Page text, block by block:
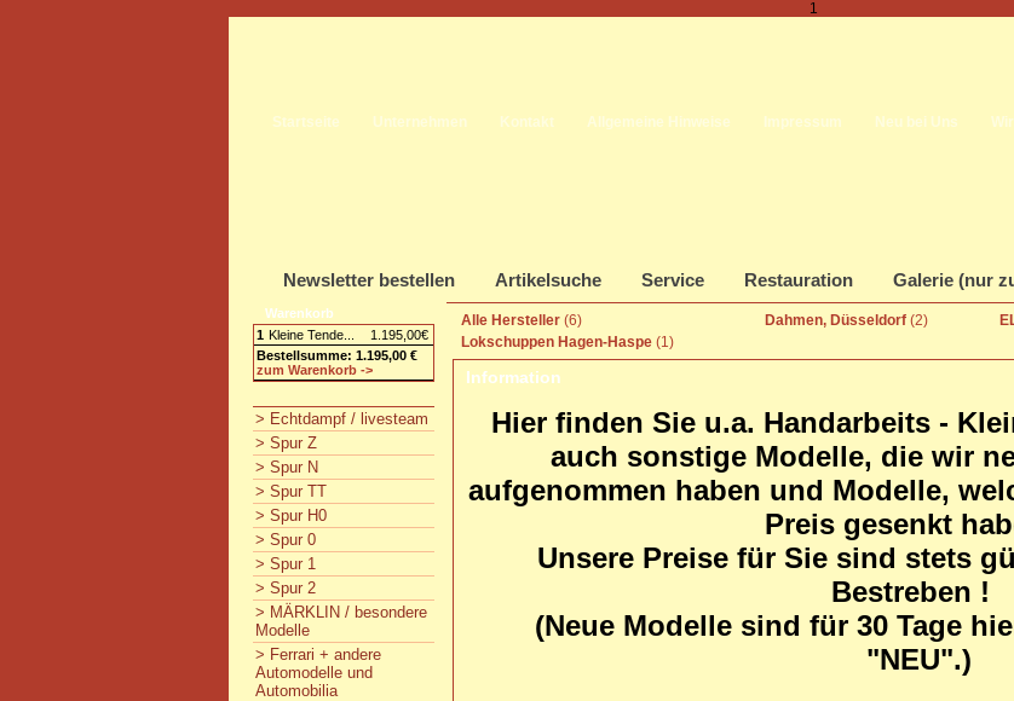
1
Startseite Unternehmen Kontakt Allgemeine Hinweise Impressum Neu bei Uns
Newsletter bestellen Artikelsuche Service Restauration Galerie (nur
Warenkorb
1 Kleine Tende...
1.195,00€
Bestellsumme: 1.195,00 €
zum Warenkorb ->
> Echtdampf / livesteam
> Spur Z
> Spur N
> Spur TT
> Spur H0
> Spur 0
> Spur 1
> Spur 2
> MÄRKLIN / besondere
Modelle
> Ferrari + andere
Automodelle und
Automobilia
Alle Hersteller (6) Dahmen, Düsseldorf (2)
Lokschuppen Hagen-Haspe (1)
Information
Hier finden Sie u.a. Handarbeits -
auch sonstige Modelle, die wir
aufgenommen haben und Modelle,
Preis gesenkt
Unsere Preise für Sie sind stets
Bestreben !
(Neue Modelle sind für 30 Tage
"NEU".)